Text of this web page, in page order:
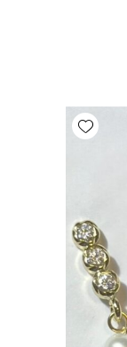
Add wishlist